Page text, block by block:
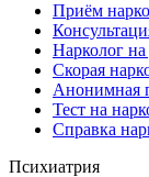
Приём
Нарколог
Скорая
Анонимная
Тест на
Справка
Психиатрия